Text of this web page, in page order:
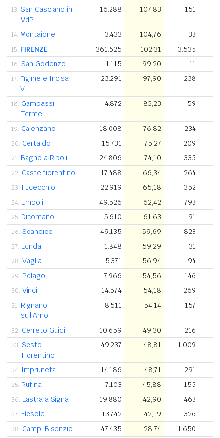
13. San Casciano in
VdP
16.288 107,83 151
14. Montaione 3.433 104,76 33
15. FIRENZE 361.625 102,31 3.535
16. San Godenzo 1.115 99,20 11
17. Figline e Incisa
V.
23.291 97,90 238
18. Gambassi
Terme
4.872 83,23 59
19. Calenzano 18.008 76,82 234
20. Certaldo 15.731 75,27 209
21. Bagno a Ripoli 24.806 74,10 335
22. Castelfiorentino 17.488 66,34 264
23. Fucecchio 22.919 65,18 352
24. Empoli 49.526 62,42 793
25. Dicomano 5.610 61,63 91
26. Scandicci 49.135 59,69 823
27. Londa 1.848 59,29 31
28. Vaglia 5.371 56,94 94
29. Pelago 7.966 54,56 146
30. Vinci 14.574 54,18 269
31. Rignano
sull'Arno
8.511 54,14 157
32. Cerreto Guidi 10.659 49,30 216
33. Sesto
Fiorentino
49.237 48,81 1.009
34. Impruneta 14.186 48,71 291
35. Rufina 7.103 45,88 155
36. Lastra a Signa 19.880 42,90 463
37. Fiesole 13.742 42,19 326
38. Campi Bisenzio 47.435 28,74 1.650